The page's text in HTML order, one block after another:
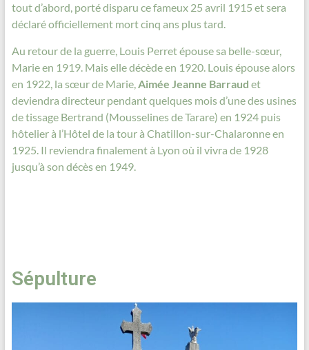
tout d’abord, porté disparu ce fameux 25 avril 1915 et sera
déclaré officiellement mort cinq ans plus tard.
Au retour de la guerre, Louis Perret épouse sa belle-sœur,
Marie en 1919. Mais elle décède en 1920. Louis épouse alors
en 1922, la sœur de Marie,Aimée Jeanne Barraud et
deviendra directeur pendant quelques mois d’une des usines
de tissage Bertrand (Mousselines de Tarare) en 1924 puis
hôtelier à l’Hôtel de la tour à Chatillon-sur-Chalaronne en
1925. Il reviendra finalement à Lyon où il vivra de 1928
jusqu’à son décès en 1949.
Sépulture